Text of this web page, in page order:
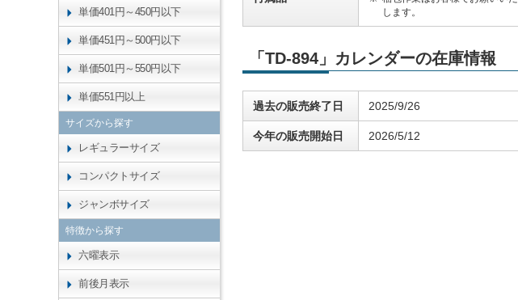
します。
「TD-894」カレンダーの在庫情報
過去の販売終了日 2025/9/26
今年の販売開始日 2026/5/12
単価401円～450円以下
単価451円～500円以下
単価501円～550円以下
単価551円以上
サイズから探す
レギュラーサイズ
コンパクトサイズ
ジャンボサイズ
特徴から探す
六曜表示
前後月表示